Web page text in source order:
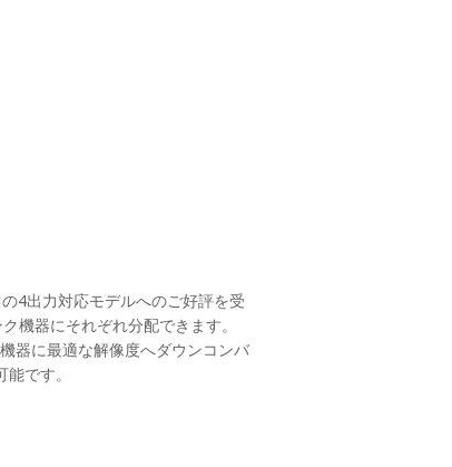
4出力対応モデルへのご好評を受
機器にそれぞれ分配できます。
器に最適な解像度へダウンコンバ
です。